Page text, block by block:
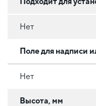
Нет
Поле для надписи
Нет
Высота, мм